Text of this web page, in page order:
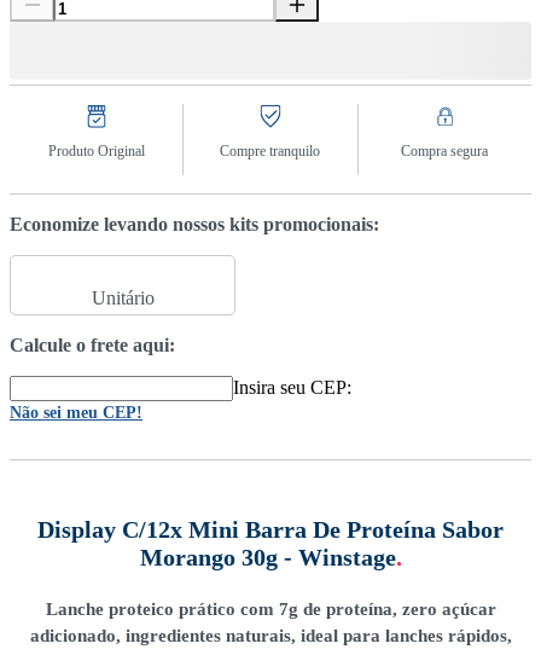
Produto Original Compre tranquilo Compra segura
Economize levando nossos kits promocionais:
Unitário
Calcule o frete aqui:
Insira seu CEP:
Não sei meu CEP!
Display C/12x Mini Barra De Proteína Sabor
Morango 30g - Winstage.
Lanche proteico prático com 7g de proteína, zero açúcar
adicionado, ingredientes naturais, ideal para lanches rápidos,